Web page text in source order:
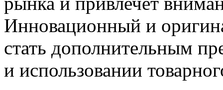
Инновационный и
стать дополнительным
и использовании